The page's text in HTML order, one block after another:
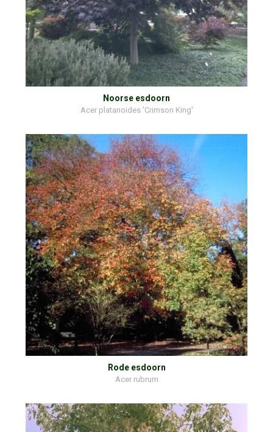
Noorse esdoorn
Acer platanoides 'Crimson King'
Rode esdoorn
Acer rubrum